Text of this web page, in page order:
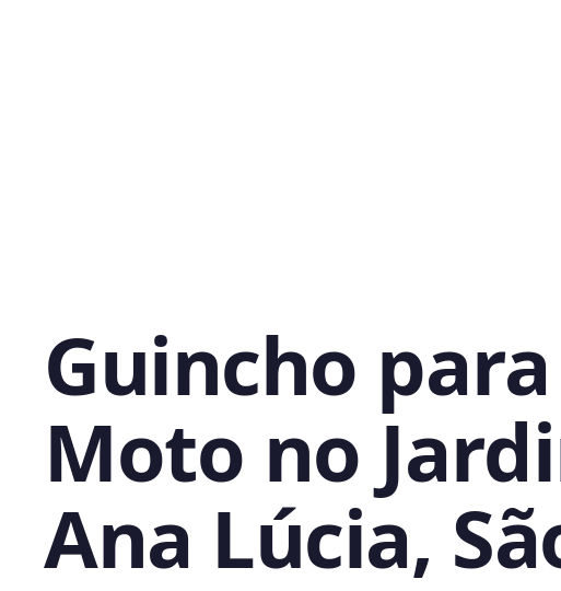
Guincho para
Moto no
Ana Lúcia,